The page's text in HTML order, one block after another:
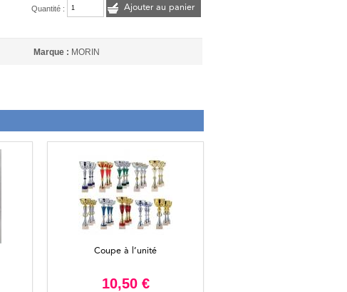
Quantité : Ajouter au panier
Marque : MORIN
Coupe à l’unité
10,50 €